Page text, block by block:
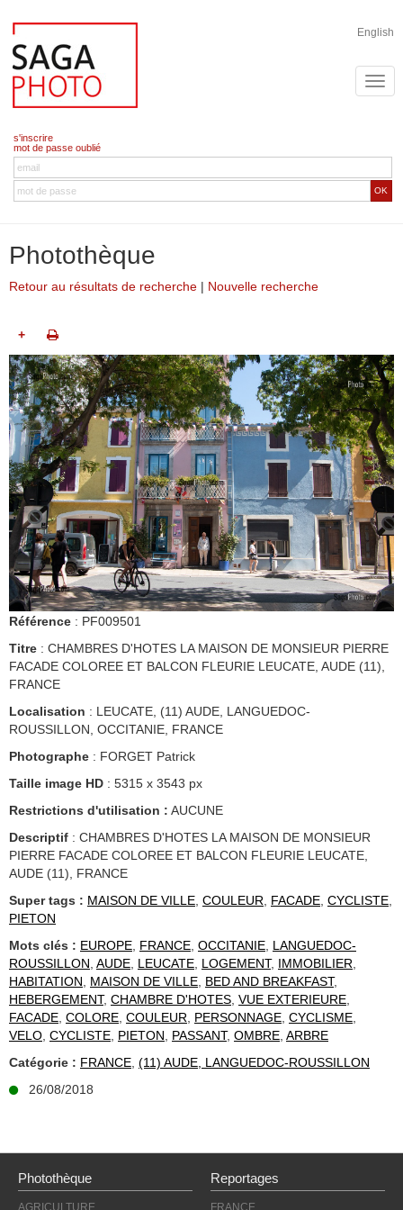
English
s'inscrire
mot de passe oublié
OK
Photothèque
Retour au résultats de recherche | Nouvelle recherche
+
Référence : PF009501
Titre : CHAMBRES D'HOTES LA MAISON DE MONSIEUR PIERRE
FACADE COLOREE ET BALCON FLEURIE LEUCATE, AUDE (11),
FRANCE
Localisation : LEUCATE, (11) AUDE, LANGUEDOC-
ROUSSILLON, OCCITANIE, FRANCE
Photographe : FORGET Patrick
Taille image HD : 5315 x 3543 px
Restrictions d'utilisation : AUCUNE
Descriptif : CHAMBRES D'HOTES LA MAISON DE MONSIEUR
PIERRE FACADE COLOREE ET BALCON FLEURIE LEUCATE,
AUDE (11), FRANCE
Super tags : MAISON DE VILLE, COULEUR, FACADE, CYCLISTE,
PIETON
Mots clés : EUROPE, FRANCE, OCCITANIE, LANGUEDOC-
ROUSSILLON, AUDE, LEUCATE, LOGEMENT, IMMOBILIER,
HABITATION, MAISON DE VILLE, BED AND BREAKFAST,
HEBERGEMENT, CHAMBRE D'HOTES, VUE EXTERIEURE,
FACADE, COLORE, COULEUR, PERSONNAGE, CYCLISME,
VELO, CYCLISTE, PIETON, PASSANT, OMBRE, ARBRE
Catégorie : FRANCE, (11) AUDE, LANGUEDOC-ROUSSILLON
26/08/2018
Photothèque Reportages